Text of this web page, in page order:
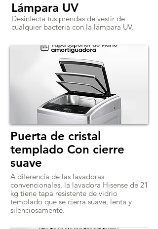
Lámpara UV
Desinfecta tus prendas de vestir de
cualquier bacteria con la lámpara UV.
Puerta de cristal
templado Con cierre
suave
A diferencia de las lavadoras
convencionales, la lavadora Hisense de 21
kg tiene tapa resistente de vidrio
templado que se cierra suave, lenta y
silenciosamente.